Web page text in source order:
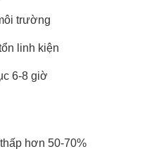
trường
linh kiện
6-8 giờ
hơn 50-70%